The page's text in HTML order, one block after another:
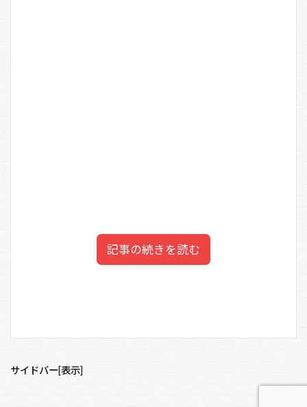
記事の続きを読む
1 imaseの学歴は高卒？
サイドバー[表示]